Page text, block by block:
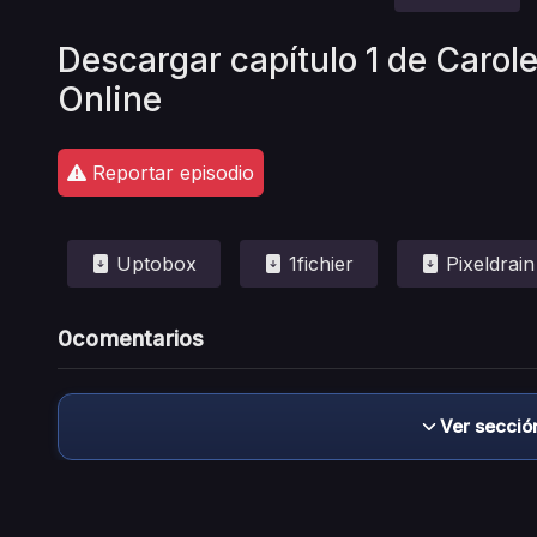
Descargar capítulo 1 de
Online
Reportar episodio
Uptobox 1fichier Pixeldrain
0comentarios
Ver